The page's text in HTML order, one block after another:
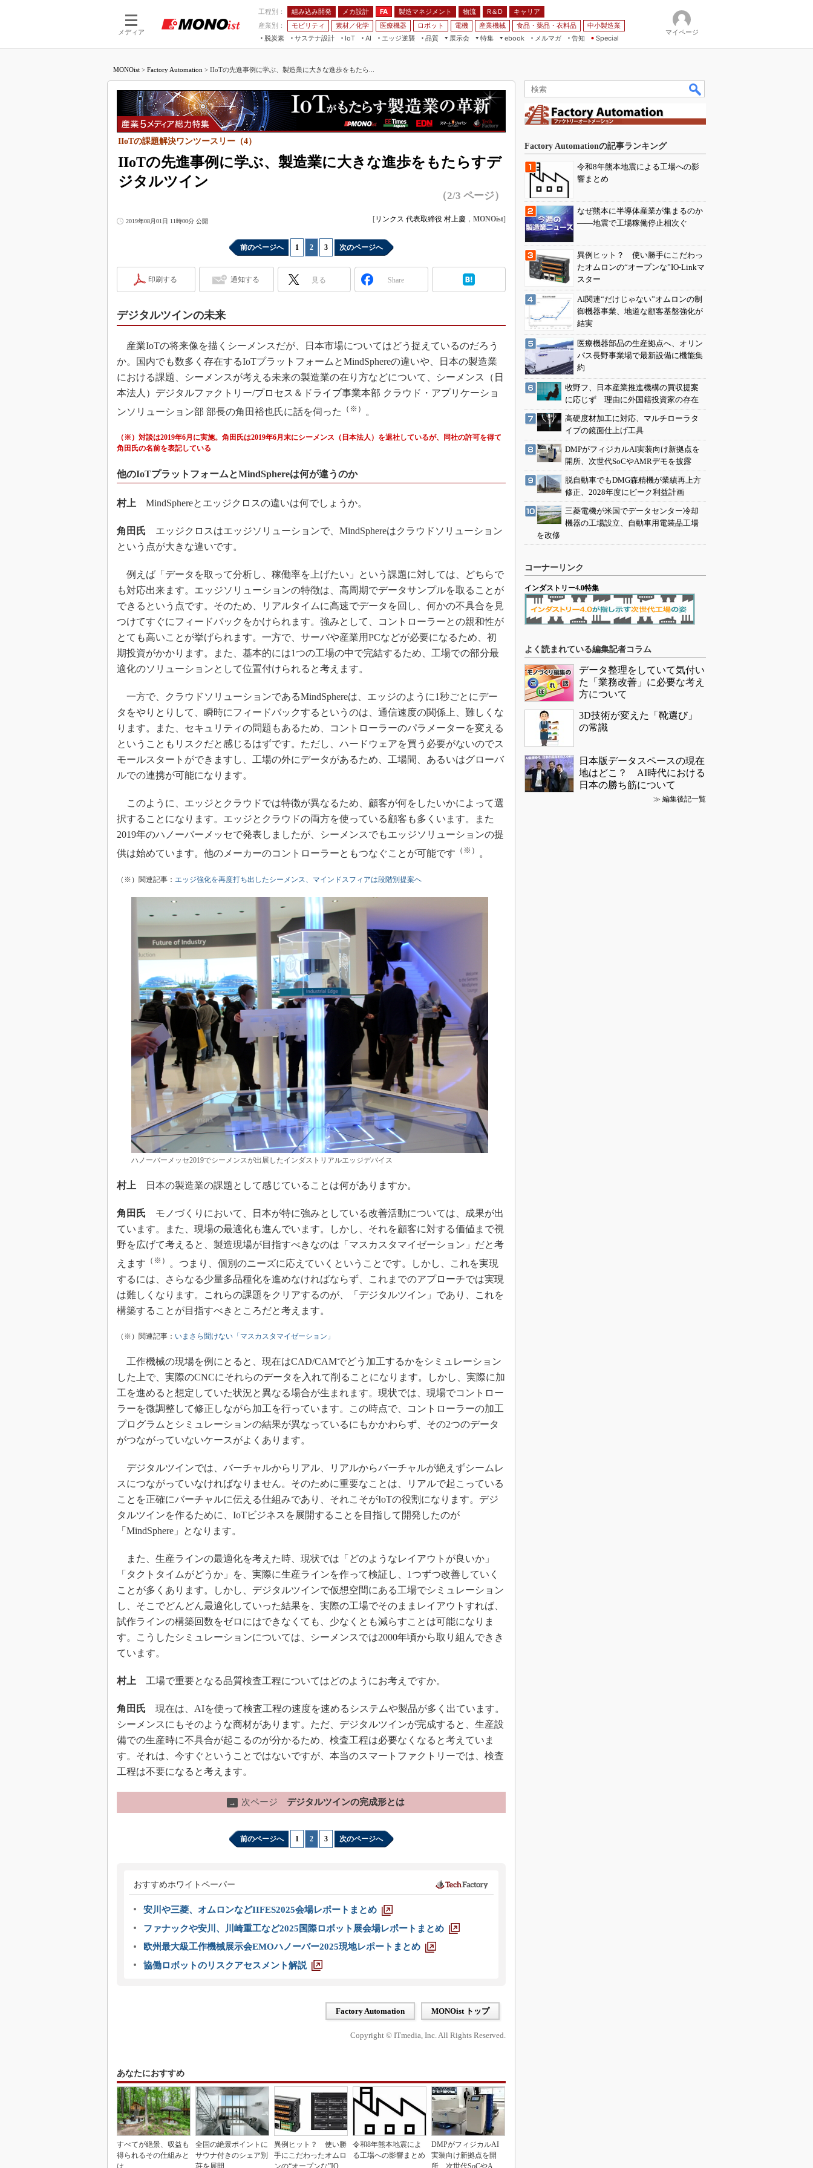
メディア
工程別： 組み込み開発 メカ設計 FA 製造マネジメント 物流 R＆D
キャリア
産業別：
モビリティ 素材／化学 医療機器 ロボット 電機 産業機械 食品・薬品・衣料品
中小製造業
脱炭素
サステナ設計
IoT
つながる工場
つながるサービス
AI
AI×設備保全
Physical AI
エッジ逆襲 品質
展示会
JIMTOF
組込み/エッジ コンピューティング
展＆IoT/5Gソリューション展
IIFES
国際ロボット展
ジャパンモビリティショー
TECHNO-FRONTIER
日本ものづくりワールド
産業オープンネット展
特集
つながるクルマ
5G
VR／AR
フィールドサービス
組み込み画像技術
車載ソフト開発
ISO26262
無償設計ツール
3Dプリンタ
デジタルツインとCAE
イノベーション
製造業ビッグデータ
メイドインジャパン
植物工場
海外生産
制御セキュリティ
ebook
製造マネジメント
FA
モビリティ
メルマガ
告知 Special
マイページ
MONOist > Factory Automation > IIoTの先進事例に学ぶ、製造業に大きな進歩をもたら...
IIoTの先進事例に学ぶ、製造業に大きな進歩をもたらすデ
ジタルツイン
IIoTの課題解決ワンツースリー（4）
（2/3 ページ）
2019年08月01日 11時00分 公開 [リンクス 代表取締役 村上慶 ， MONOist]
前のページへ 1 2 3 次のページへ
印刷する 通知する 見る Share
デジタルツインの未来
産業IoTの将来像を描くシーメンスだが、日本市場についてはどう捉えているのだろう
か。国内でも数多く存在するIoTプラットフォームとMindSphereの違いや、日本の製造業
における課題、シーメンスが考える未来の製造業の在り方などについて、シーメンス（日
本法人）デジタルファクトリー/プロセス＆ドライブ事業本部 クラウド・アプリケーショ
ンソリューション部 部長の角田裕也氏に話を伺った
（※） 。
（※）対談は2019年6月に実施。角田氏は2019年6月末にシーメンス（日本法人）を退社しているが、同社の許可を得て
角田氏の名前を表記している
他のIoTプラットフォームとMindSphereは何が違うのか
村上 MindSphereとエッジクロスの違いは何でしょうか。
角田氏 エッジクロスはエッジソリューションで、MindSphereはクラウドソリューション
という点が大きな違いです。
例えば「データを取って分析し、稼働率を上げたい」という課題に対しては、どちらで
も対応出来ます。エッジソリューションの特徴は、高周期でデータサンプルを取ることが
できるという点です。そのため、リアルタイムに高速でデータを回し、何かの不具合を見
つけてすぐにフィードバックをかけられます。強みとして、コントローラーとの親和性が
とても高いことが挙げられます。一方で、サーバや産業用PCなどが必要になるため、初
期投資がかかります。また、基本的には1つの工場の中で完結するため、工場での部分最
適化のソリューションとして位置付けられると考えます。
一方で、クラウドソリューションであるMindSphereは、エッジのように1秒ごとにデー
タをやりとりして、瞬時にフィードバックするというのは、通信速度の関係上、難しくな
ります。また、セキュリティの問題もあるため、コントローラーのパラメーターを変える
ということもリスクだと感じるはずです。ただし、ハードウェアを買う必要がないのでス
モールスタートができますし、工場の外にデータがあるため、工場間、あるいはグローバ
ルでの連携が可能になります。
このように、エッジとクラウドでは特徴が異なるため、顧客が何をしたいかによって選
択することになります。エッジとクラウドの両方を使っている顧客も多くいます。また
2019年のハノーバーメッセで発表しましたが、シーメンスでもエッジソリューションの提
供は始めています。他のメーカーのコントローラーともつなぐことが可能です （※） 。
（※）関連記事： エッジ強化を再度打ち出したシーメンス、マインドスフィアは段階別提案へ
ハノーバーメッセ2019でシーメンスが出展したインダストリアルエッジデバイス
村上 日本の製造業の課題として感じていることは何がありますか。
角田氏 モノづくりにおいて、日本が特に強みとしている改善活動については、成果が出
ています。また、現場の最適化も進んでいます。しかし、それを顧客に対する価値まで視
野を広げて考えると、製造現場が目指すべきなのは「マスカスタマイゼーション」だと考
えます （※）
。つまり、個別のニーズに応えていくということです。しかし、これを実現
するには、さらなる少量多品種化を進めなければならず、これまでのアプローチでは実現
は難しくなります。これらの課題をクリアするのが、「デジタルツイン」であり、これを
構築することが目指すべきところだと考えます。
（※）関連記事： いまさら聞けない「マスカスタマイゼーション」
工作機械の現場を例にとると、現在はCAD/CAMでどう加工するかをシミュレーション
した上で、実際のCNCにそれらのデータを入れて削ることになります。しかし、実際に加
工を進めると想定していた状況と異なる場合が生まれます。現状では、現場でコントロー
ラーを微調整して修正しながら加工を行っています。この時点で、コントローラーの加工
プログラムとシミュレーションの結果が異なっているにもかかわらず、その2つのデータ
がつながっていないケースがよくあります。
デジタルツインでは、バーチャルからリアル、リアルからバーチャルが絶えずシームレ
スにつながっていなければなりません。そのために重要なことは、リアルで起こっている
ことを正確にバーチャルに伝える仕組みであり、それこそがIoTの役割になります。デジ
タルツインを作るために、IoTビジネスを展開することを目指して開発したのが
「MindSphere」となります。
また、生産ラインの最適化を考えた時、現状では「どのようなレイアウトが良いか」
「タクトタイムがどうか」を、実際に生産ラインを作って検証し、1つずつ改善していく
ことが多くあります。しかし、デジタルツインで仮想空間にある工場でシミュレーション
し、そこでどんどん最適化していった結果を、実際の工場でそのままレイアウトすれば、
試作ラインの構築回数をゼロにはできなくても、少なくとも減らすことは可能になりま
す。こうしたシミュレーションについては、シーメンスでは2000年頃から取り組んできき
ています。
村上 工場で重要となる品質検査工程についてはどのようにお考えですか。
角田氏 現在は、AIを使って検査工程の速度を速めるシステムや製品が多く出ています。
シーメンスにもそのような商材があります。ただ、デジタルツインが完成すると、生産設
備での生産時に不具合が起こるのが分かるため、検査工程は必要なくなると考えていま
す。それは、今すぐということではないですが、本当のスマートファクトリーでは、検査
工程は不要になると考えます。
→ 次ページ デジタルツインの完成形とは
前のページへ 1 2 3 次のページへ
おすすめホワイトペーパー
安川や三菱、オムロンなどIIFES2025会場レポートまとめ
ファナックや安川、川崎重工など2025国際ロボット展会場レポートまとめ
欧州最大級工作機械展示会EMOハノーバー2025現地レポートまとめ
協働ロボットのリスクアセスメント解説
Factory Automation MONOist トップ
Copyright © ITmedia, Inc. All Rights Reserved.
あなたにおすすめ
すべてが絶景、収益も
得られるその仕組みと
全国の絶景ポイントに
サウナ付きのシェア別
異例ヒット？ 使い勝
手にこだわったオムロ
令和8年熊本地震によ
る工場への影響まとめ
DMPがフィジカルAI
実装向け新拠点を開
Factory Automationの記事ランキング
令和8年熊本地震による工場への影
響まとめ
なぜ熊本に半導体産業が集まるのか
――地震で工場稼働停止相次ぐ
異例ヒット？ 使い勝手にこだわっ
たオムロンの“オープンな”IO-Linkマ
スター
AI関連“だけじゃない”オムロンの制
御機器事業、地道な顧客基盤強化が
結実
医療機器部品の生産拠点へ、オリン
パス長野事業場で最新設備に機能集
約
牧野フ、日本産業推進機構の買収提案
に応じず 理由に外国籍投資家の存在
高硬度材加工に対応、マルチローラタ
イプの鏡面仕上げ工具
DMPがフィジカルAI実装向け新拠点を
開所、次世代SoCやAMRデモを披露
脱自動車でもDMG森精機が業績再上方
修正、2028年度にピーク利益計画
三菱電機が米国でデータセンター冷却
機器の工場設立、自動車用電装品工場
を改修
コーナーリンク
インダストリー4.0特集
よく読まれている編集記者コラム
データ整理をしていて気付い
た「業務改善」に必要な考え
方について
3D技術が変えた「靴選び」
の常識
日本版データスペースの現在
地はどこ？ AI時代における
日本の勝ち筋について
≫ 編集後記一覧